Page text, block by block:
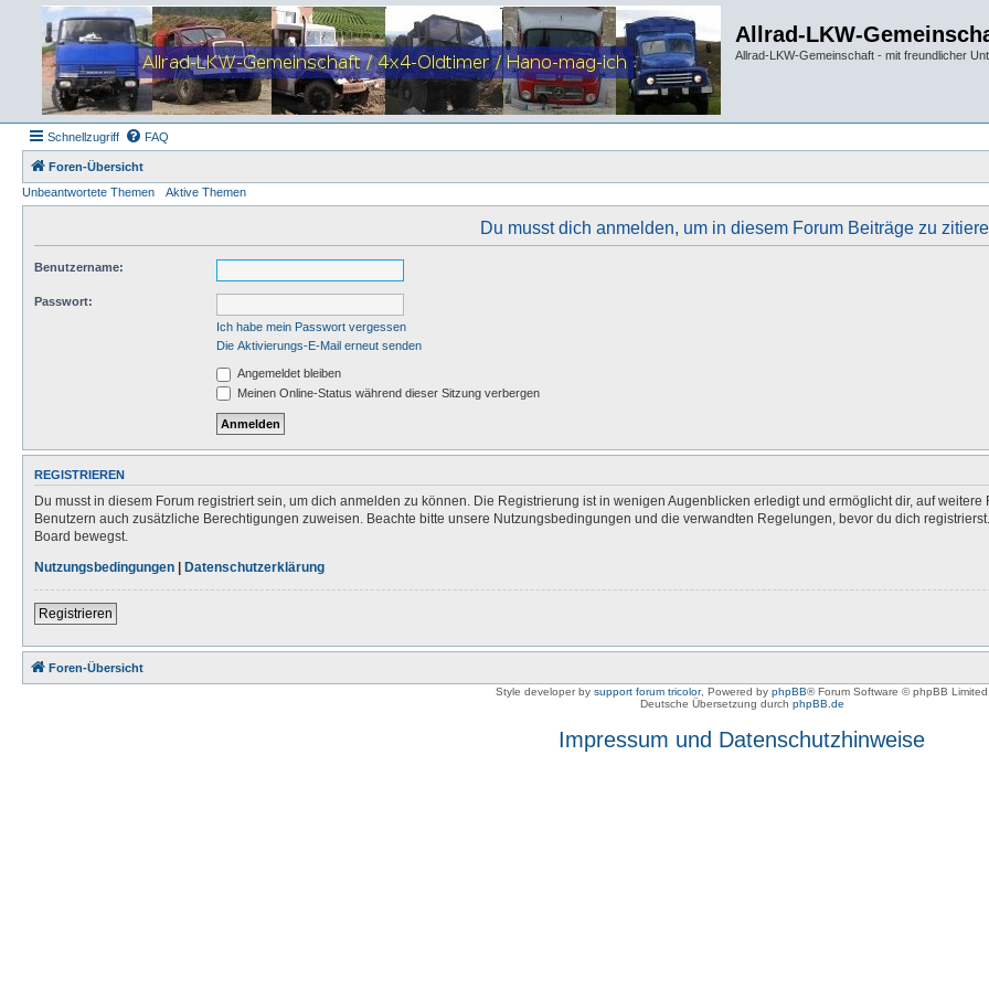
Allrad-LKW-
Allrad-LKW-Gemeinschaft - mit freundlicher
Schnellzugriff FAQ
Foren-Übersicht
Unbeantwortete Themen
Aktive Themen
Du musst dich anmelden, um in diesem Forum Beiträge zu
Benutzername:
Passwort:
Ich habe mein Passwort vergessen
Die Aktivierungs-E-Mail erneut senden
Angemeldet bleiben
Meinen Online-Status während dieser Sitzung verbergen
REGISTRIEREN
Du musst in diesem Forum registriert sein, um dich anmelden zu können. Die Registrierung ist in wenigen Augenblicken erledigt und ermöglicht dir, auf
Benutzern auch zusätzliche Berechtigungen zuweisen. Beachte bitte unsere Nutzungsbedingungen und die verwandten Regelungen, bevor du dich
Board bewegst.
Nutzungsbedingungen | Datenschutzerklärung
Registrieren
Foren-Übersicht
Style developer by support forum tricolor, Powered by phpBB® Forum Software © phpBB Limited
Deutsche Übersetzung durch phpBB.de
Impressum und Datenschutzhinweise